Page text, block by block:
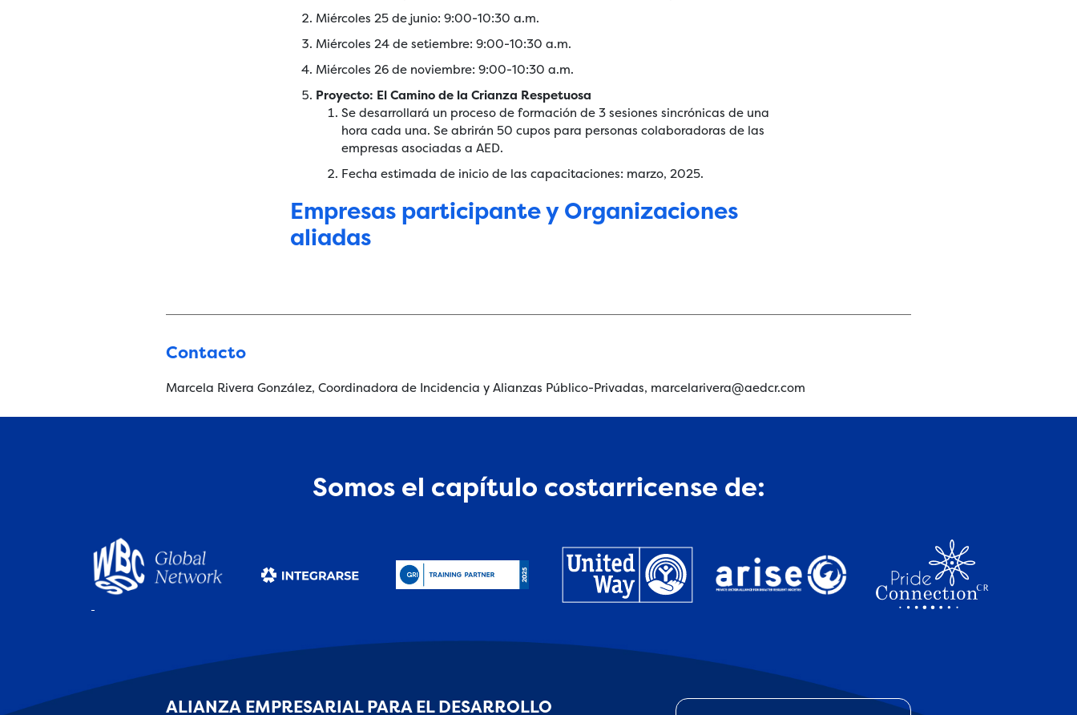
Miércoles 25 de junio: 9:00-10:30 a.m.
Miércoles 24 de setiembre: 9:00-10:30 a.m.
Miércoles 26 de noviembre: 9:00-10:30 a.m.
Proyecto: El Camino de la Crianza Respetuosa
Se desarrollará un proceso de formación de 3 sesiones sincrónicas de una
hora cada una. Se abrirán 50 cupos para personas colaboradoras de las
empresas asociadas a AED.
Fecha estimada de inicio de las capacitaciones: marzo, 2025.
Empresas participante y Organizaciones
aliadas
Contacto
Marcela Rivera González, Coordinadora de Incidencia y Alianzas Público-Privadas, marcelarivera@aedcr.com
Somos el capítulo costarricense de:
ALIANZA EMPRESARIAL PARA EL DESARROLLO